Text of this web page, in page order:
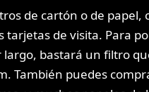
de cartón o de papel,
tarjetas de visita. Para
largo, bastará un filtro
También puedes